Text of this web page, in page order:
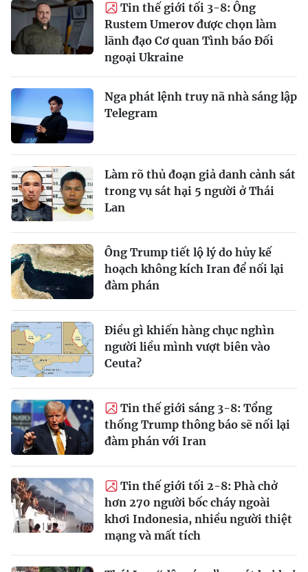
Tin thế giới tối 3-8: Ông
Rustem Umerov được chọn làm
lãnh đạo Cơ quan Tình báo Đối
ngoại Ukraine
Nga phát lệnh truy nã nhà sáng lập
Telegram
Làm rõ thủ đoạn giả danh cảnh sát
trong vụ sát hại 5 người ở Thái
Lan
Ông Trump tiết lộ lý do hủy kế
hoạch không kích Iran để nối lại
đàm phán
Điều gì khiến hàng chục nghìn
người liều mình vượt biên vào
Ceuta?
Tin thế giới sáng 3-8: Tổng
thống Trump thông báo sẽ nối lại
đàm phán với Iran
Tin thế giới tối 2-8: Phà chở
hơn 270 người bốc cháy ngoài
khơi Indonesia, nhiều người thiệt
mạng và mất tích